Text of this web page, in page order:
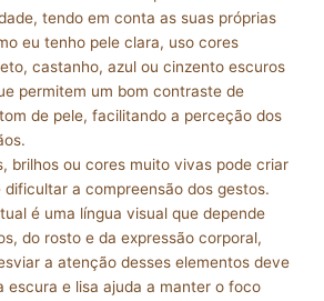
tendo em conta as suas próprias
eu tenho pele clara, uso cores
castanho, azul ou cinzento escuros
permitem um bom contraste de
de pele, facilitando a perceção dos
brilhos ou cores muito vivas pode criar
a compreensão dos gestos.
é uma língua visual que depende
do rosto e da expressão corporal,
a atenção desses elementos deve
escura e lisa ajuda a manter o foco